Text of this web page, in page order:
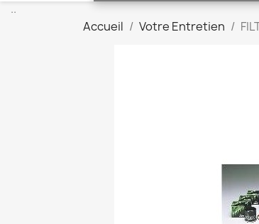
..
Accueil
Votre Entretien